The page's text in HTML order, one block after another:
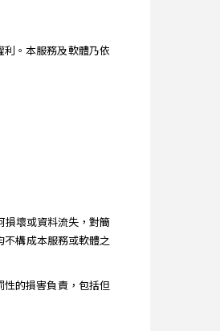
。本服務及軟體乃依
損壞或資料流失，對簡
不構成本服務或軟體之
的損害負責，包括但